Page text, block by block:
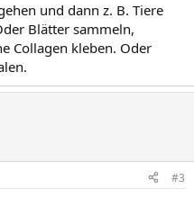
und dann z. B. Tiere
Blätter sammeln,
Collagen kleben. Oder
#3